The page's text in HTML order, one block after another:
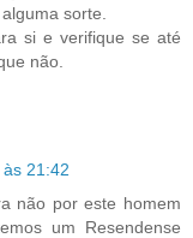
sorte.
si e verifique se até
não.
21:42
não por este homem
um Resendense